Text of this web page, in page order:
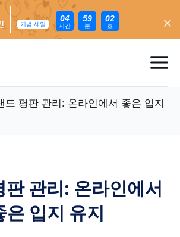
기념 세일
04
시간
59
분
00
초
메
드 평판 관리: 온라인에서 좋은 입지
판 관리: 온라인에서
은 입지 유지